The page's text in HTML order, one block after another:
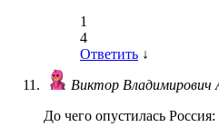
1
4
Ответить ↓
Виктор Владимирович
До чего опустилась